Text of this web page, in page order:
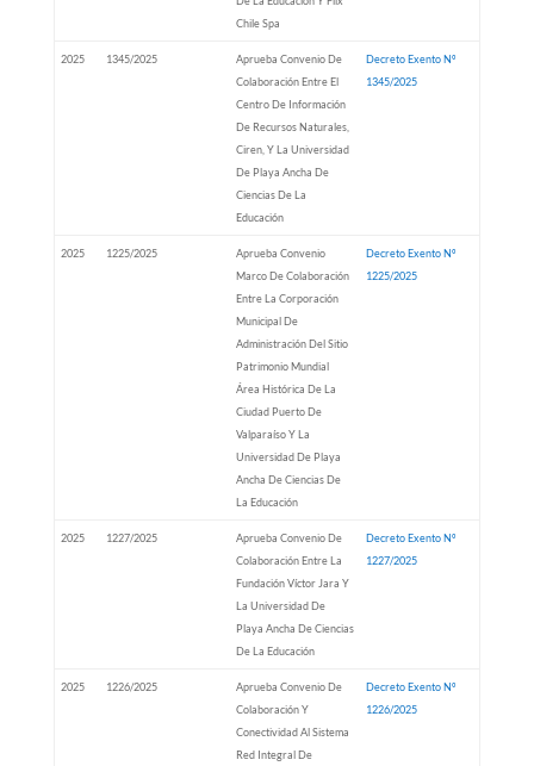
Chile Spa
2025 1345/2025
Aprueba Convenio De
Colaboración Entre El
Centro De Información
De Recursos Naturales,
Ciren, Y La Universidad
De Playa Ancha De
Ciencias De La
Educación
Decreto Exento Nº
1345/2025
2025 1225/2025
Aprueba Convenio
Marco De Colaboración
Entre La Corporación
Municipal De
Administración Del Sitio
Patrimonio Mundial
Área Histórica De La
Ciudad Puerto De
Valparaíso Y La
Universidad De Playa
Ancha De Ciencias De
La Educación
Decreto Exento Nº
1225/2025
2025 1227/2025
Aprueba Convenio De
Colaboración Entre La
Fundación Víctor Jara Y
La Universidad De
Playa Ancha De Ciencias
De La Educación
Decreto Exento Nº
1227/2025
2025 1226/2025
Aprueba Convenio De
Colaboración Y
Conectividad Al Sistema
Red Integral De
Decreto Exento Nº
1226/2025